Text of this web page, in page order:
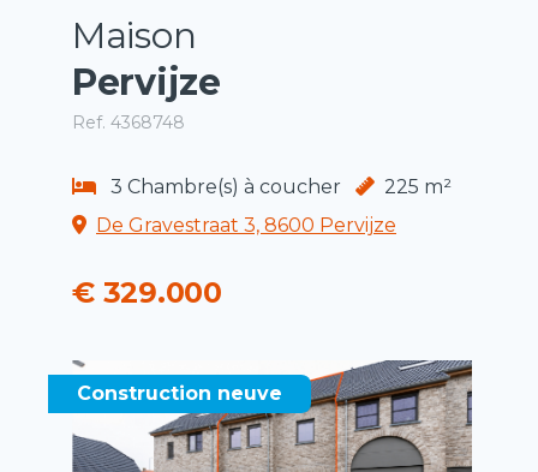
Maison
Pervijze
Ref. 4368748
3 Chambre(s) à coucher
225 m²
De Gravestraat 3, 8600 Pervijze
€ 329.000
Construction neuve